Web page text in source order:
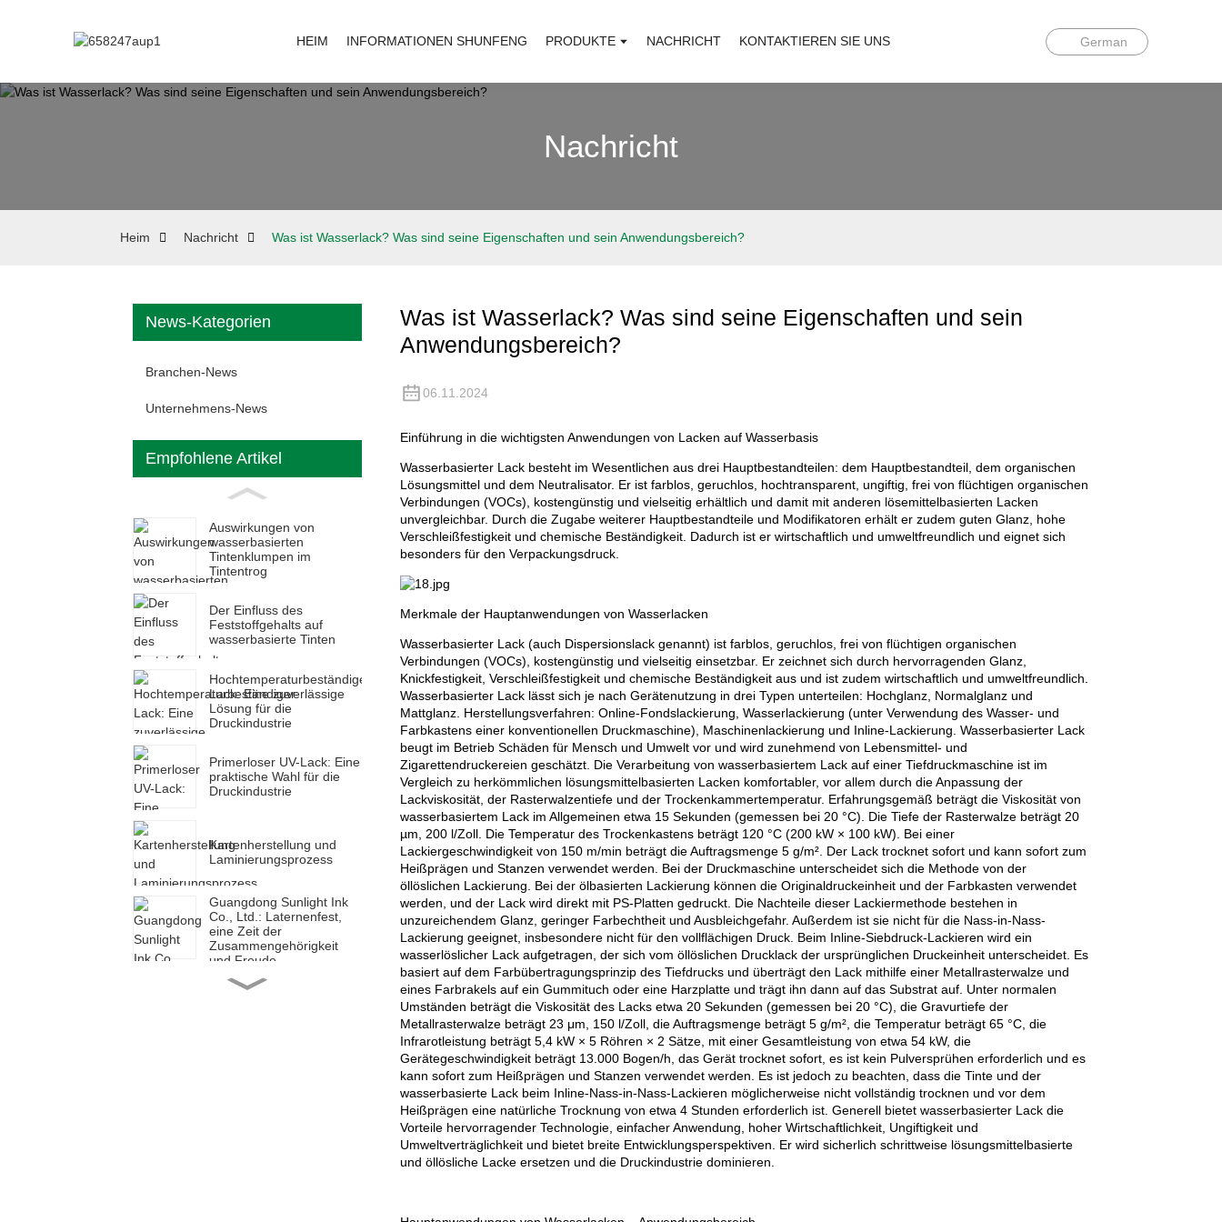
HEIM INFORMATIONEN SHUNFENG PRODUKTE NACHRICHT KONTAKTIEREN SIE UNS German
Nachricht
Heim Nachricht Was ist Wasserlack? Was sind seine Eigenschaften und sein Anwendungsbereich?
News-Kategorien
Branchen-News
Unternehmens-News
Empfohlene Artikel
Auswirkungen von
wasserbasierten
Tintenklumpen im
Tintentrog
Der Einfluss des
Feststoffgehalts auf
wasserbasierte Tinten
Hochtemperaturbeständiger
Lack: Eine zuverlässige
Lösung für die
Druckindustrie
Primerloser UV-Lack: Eine
praktische Wahl für die
Druckindustrie
Kartenherstellung und
Laminierungsprozess
Guangdong Sunlight Ink
Co., Ltd.: Laternenfest,
eine Zeit der
Zusammengehörigkeit
und Freude
Guangdong Sunlight Ink
Was ist Wasserlack? Was sind seine Eigenschaften und sein
Anwendungsbereich?
06.11.2024
Einführung in die wichtigsten Anwendungen von Lacken auf Wasserbasis
Wasserbasierter Lack besteht im Wesentlichen aus drei Hauptbestandteilen: dem Hauptbestandteil, dem organischen
Lösungsmittel und dem Neutralisator. Er ist farblos, geruchlos, hochtransparent, ungiftig, frei von flüchtigen organischen
Verbindungen (VOCs), kostengünstig und vielseitig erhältlich und damit mit anderen lösemittelbasierten Lacken
unvergleichbar. Durch die Zugabe weiterer Hauptbestandteile und Modifikatoren erhält er zudem guten Glanz, hohe
Verschleißfestigkeit und chemische Beständigkeit. Dadurch ist er wirtschaftlich und umweltfreundlich und eignet sich
besonders für den Verpackungsdruck.
Merkmale der Hauptanwendungen von Wasserlacken
Wasserbasierter Lack (auch Dispersionslack genannt) ist farblos, geruchlos, frei von flüchtigen organischen
Verbindungen (VOCs), kostengünstig und vielseitig einsetzbar. Er zeichnet sich durch hervorragenden Glanz,
Knickfestigkeit, Verschleißfestigkeit und chemische Beständigkeit aus und ist zudem wirtschaftlich und umweltfreundlich.
Wasserbasierter Lack lässt sich je nach Gerätenutzung in drei Typen unterteilen: Hochglanz, Normalglanz und
Mattglanz. Herstellungsverfahren: Online-Fondslackierung, Wasserlackierung (unter Verwendung des Wasser- und
Farbkastens einer konventionellen Druckmaschine), Maschinenlackierung und Inline-Lackierung. Wasserbasierter Lack
beugt im Betrieb Schäden für Mensch und Umwelt vor und wird zunehmend von Lebensmittel- und
Zigarettendruckereien geschätzt. Die Verarbeitung von wasserbasiertem Lack auf einer Tiefdruckmaschine ist im
Vergleich zu herkömmlichen lösungsmittelbasierten Lacken komfortabler, vor allem durch die Anpassung der
Lackviskosität, der Rasterwalzentiefe und der Trockenkammertemperatur. Erfahrungsgemäß beträgt die Viskosität von
wasserbasiertem Lack im Allgemeinen etwa 15 Sekunden (gemessen bei 20 °C). Die Tiefe der Rasterwalze beträgt 20
µm, 200 l/Zoll. Die Temperatur des Trockenkastens beträgt 120 °C (200 kW × 100 kW). Bei einer
Lackiergeschwindigkeit von 150 m/min beträgt die Auftragsmenge 5 g/m². Der Lack trocknet sofort und kann sofort zum
Heißprägen und Stanzen verwendet werden. Bei der Druckmaschine unterscheidet sich die Methode von der
öllöslichen Lackierung. Bei der ölbasierten Lackierung können die Originaldruckeinheit und der Farbkasten verwendet
werden, und der Lack wird direkt mit PS-Platten gedruckt. Die Nachteile dieser Lackiermethode bestehen in
unzureichendem Glanz, geringer Farbechtheit und Ausbleichgefahr. Außerdem ist sie nicht für die Nass-in-Nass-
Lackierung geeignet, insbesondere nicht für den vollflächigen Druck. Beim Inline-Siebdruck-Lackieren wird ein
wasserlöslicher Lack aufgetragen, der sich vom öllöslichen Drucklack der ursprünglichen Druckeinheit unterscheidet. Es
basiert auf dem Farbübertragungsprinzip des Tiefdrucks und überträgt den Lack mithilfe einer Metallrasterwalze und
eines Farbrakels auf ein Gummituch oder eine Harzplatte und trägt ihn dann auf das Substrat auf. Unter normalen
Umständen beträgt die Viskosität des Lacks etwa 20 Sekunden (gemessen bei 20 °C), die Gravurtiefe der
Metallrasterwalze beträgt 23 μm, 150 l/Zoll, die Auftragsmenge beträgt 5 g/m², die Temperatur beträgt 65 °C, die
Infrarotleistung beträgt 5,4 kW × 5 Röhren × 2 Sätze, mit einer Gesamtleistung von etwa 54 kW, die
Gerätegeschwindigkeit beträgt 13.000 Bogen/h, das Gerät trocknet sofort, es ist kein Pulversprühen erforderlich und es
kann sofort zum Heißprägen und Stanzen verwendet werden. Es ist jedoch zu beachten, dass die Tinte und der
wasserbasierte Lack beim Inline-Nass-in-Nass-Lackieren möglicherweise nicht vollständig trocknen und vor dem
Heißprägen eine natürliche Trocknung von etwa 4 Stunden erforderlich ist. Generell bietet wasserbasierter Lack die
Vorteile hervorragender Technologie, einfacher Anwendung, hoher Wirtschaftlichkeit, Ungiftigkeit und
Umweltverträglichkeit und bietet breite Entwicklungsperspektiven. Er wird sicherlich schrittweise lösungsmittelbasierte
und öllösliche Lacke ersetzen und die Druckindustrie dominieren.